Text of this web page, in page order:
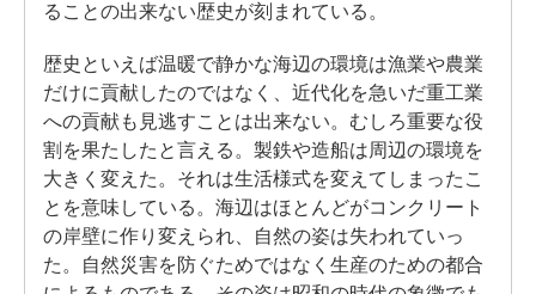
ることの出来ない歴史が刻まれている。
歴史といえば温暖で静かな海辺の環境は漁業や農業
だけに貢献したのではなく、近代化を急いだ重工業
への貢献も見逃すことは出来ない。むしろ重要な役
割を果たしたと言える。製鉄や造船は周辺の環境を
大きく変えた。それは生活様式を変えてしまったこ
とを意味している。海辺はほとんどがコンクリート
の岸壁に作り変えられ、自然の姿は失われていっ
た。自然災害を防ぐためではなく生産のための都合